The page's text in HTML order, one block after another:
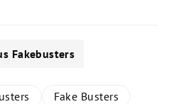
Fakebusters
Fake Busters